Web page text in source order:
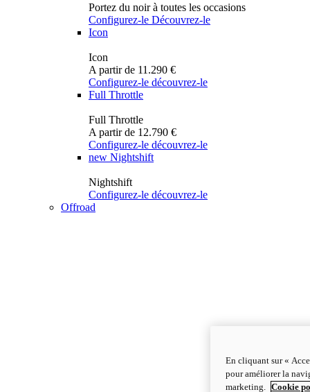
Portez du noir à toutes les occasions
Configurez-le Découvrez-le
Icon
Icon
A partir de 11.290 €
Configurez-le découvrez-le
Full Throttle
Full Throttle
A partir de 12.790 €
Configurez-le découvrez-le
new Nightshift
Nightshift
Configurez-le découvrez-le
Offroad
En cliquant sur «
pour améliorer la
marketing.
Cookie